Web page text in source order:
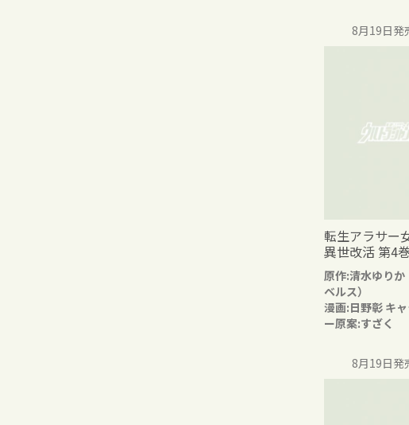
8月19日発
転生アラサー
異世改活 第4
原作:清水ゆりか
ベルス）
漫画:日野彰 キ
ー原案:すざく
8月19日発